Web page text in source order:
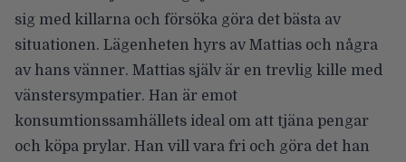
sig med killarna och försöka göra det bästa av
situationen. Lägenheten hyrs av Mattias och några
av hans vänner. Mattias själv är en trevlig kille med
vänstersympatier. Han är emot
konsumtionssamhällets ideal om att tjäna pengar
och köpa prylar. Han vill vara fri och göra det han